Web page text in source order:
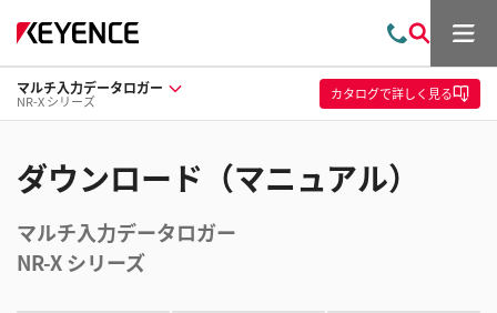
問
い
合
わ
索
メ
ュ
ー
マルチ入力データロガー
NR-X シリーズ カタログで詳しく見る
ダウンロード（マニュアル）
マルチ入力データロガー
NR-X シリーズ